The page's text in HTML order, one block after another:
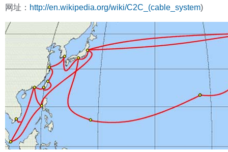
网址： http://en.wikipedia.org/wiki/C2C_(cable_system)